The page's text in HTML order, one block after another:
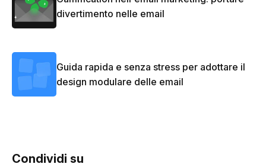
divertimento nelle email
Guida rapida e senza stress per adottare il
design modulare delle email
Condividi su